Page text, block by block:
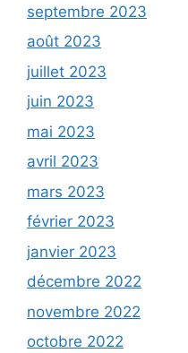
septembre 2023
août 2023
juillet 2023
juin 2023
mai 2023
avril 2023
mars 2023
février 2023
janvier 2023
décembre 2022
novembre 2022
octobre 2022